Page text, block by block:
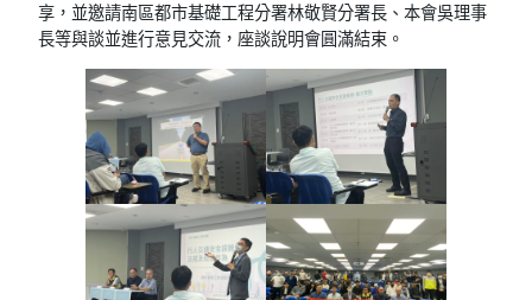
享，並邀請南區都市基礎工程分署林敬賢分署長、本會吳理事
長等與談並進行意見交流，座談說明會圓滿結束。